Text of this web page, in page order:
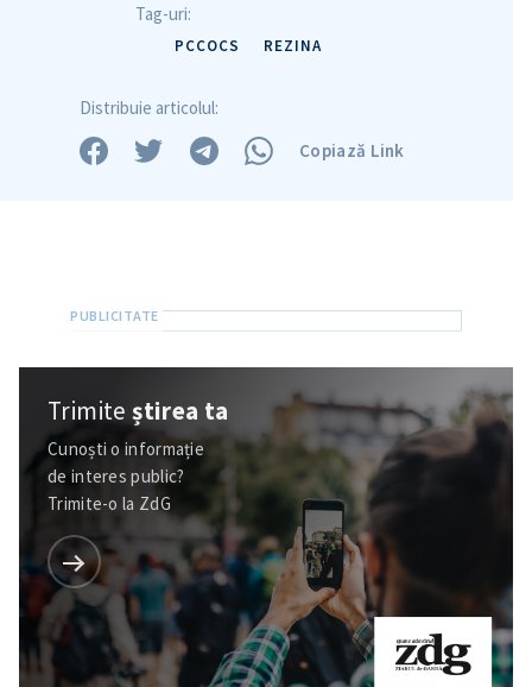
Tag-uri:
PCCOCS REZINA
Distribuie articolul:
Copiază Link
Trimiteștirea ta
Cunoști o informație
de interes public?
Trimite-o la ZdG